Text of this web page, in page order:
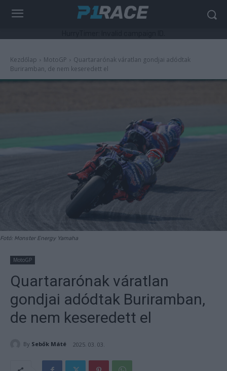
Kezdőlap MotoGP
Quartararónak váratlan gondjai adódtak
Buriramban, de nem keseredett el
Fotó: Monster Energy Yamaha
MotoGP
Quartararónak váratlan
gondjai adódtak Buriramban,
de nem keseredett el
By Sebők Máté 2025. 03. 03.